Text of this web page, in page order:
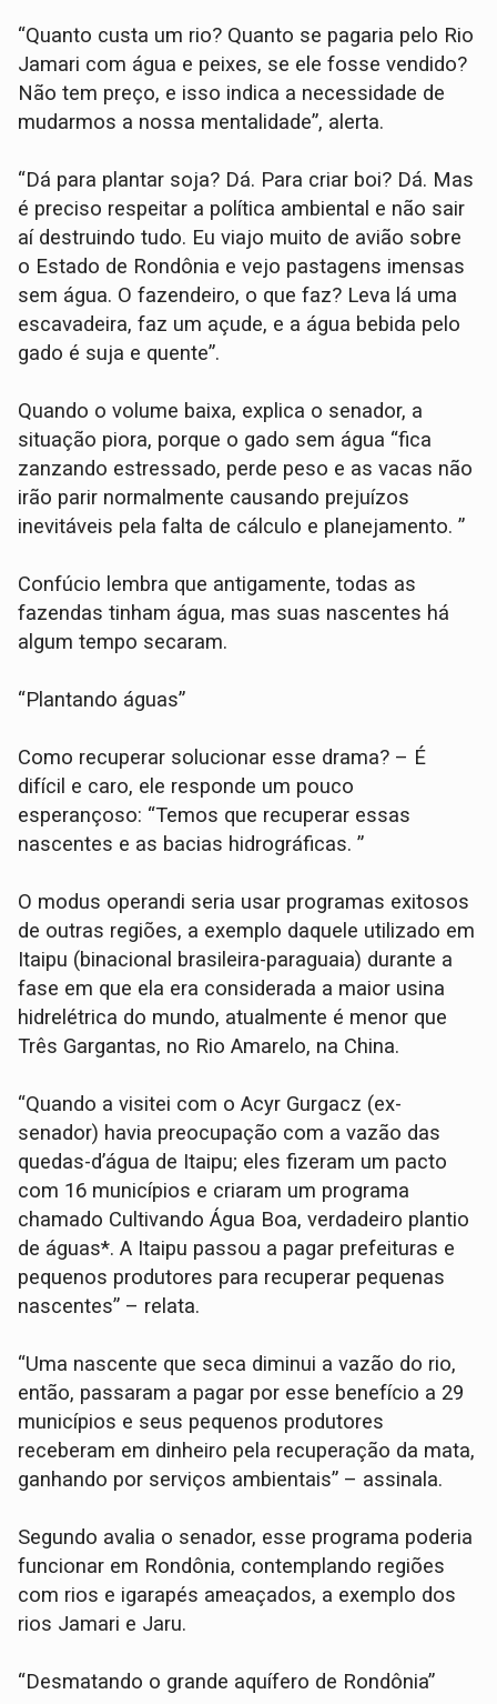
“Quanto custa um rio? Quanto se pagaria pelo Rio
Jamari com água e peixes, se ele fosse vendido?
Não tem preço, e isso indica a necessidade de
mudarmos a nossa mentalidade”, alerta.
“Dá para plantar soja? Dá. Para criar boi? Dá. Mas
é preciso respeitar a política ambiental e não sair
aí destruindo tudo. Eu viajo muito de avião sobre
o Estado de Rondônia e vejo pastagens imensas
sem água. O fazendeiro, o que faz? Leva lá uma
escavadeira, faz um açude, e a água bebida pelo
gado é suja e quente”.
Quando o volume baixa, explica o senador, a
situação piora, porque o gado sem água “fica
zanzando estressado, perde peso e as vacas não
irão parir normalmente causando prejuízos
inevitáveis pela falta de cálculo e planejamento. ”
Confúcio lembra que antigamente, todas as
fazendas tinham água, mas suas nascentes há
algum tempo secaram.
“Plantando águas”
Como recuperar solucionar esse drama? – É
difícil e caro, ele responde um pouco
esperançoso: “Temos que recuperar essas
nascentes e as bacias hidrográficas. ”
O modus operandi seria usar programas exitosos
de outras regiões, a exemplo daquele utilizado em
Itaipu (binacional brasileira-paraguaia) durante a
fase em que ela era considerada a maior usina
hidrelétrica do mundo, atualmente é menor que
Três Gargantas, no Rio Amarelo, na China.
“Quando a visitei com o Acyr Gurgacz (ex-
senador) havia preocupação com a vazão das
quedas-d’água de Itaipu; eles fizeram um pacto
com 16 municípios e criaram um programa
chamado Cultivando Água Boa, verdadeiro plantio
de águas*. A Itaipu passou a pagar prefeituras e
pequenos produtores para recuperar pequenas
nascentes” – relata.
“Uma nascente que seca diminui a vazão do rio,
então, passaram a pagar por esse benefício a 29
municípios e seus pequenos produtores
receberam em dinheiro pela recuperação da mata,
ganhando por serviços ambientais” – assinala.
Segundo avalia o senador, esse programa poderia
funcionar em Rondônia, contemplando regiões
com rios e igarapés ameaçados, a exemplo dos
rios Jamari e Jaru.
“Desmatando o grande aquífero de Rondônia”